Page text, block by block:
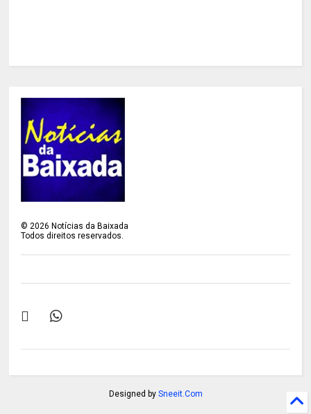
©2026 Notícias da Baixada
Todos direitos reservados.
Designed by Sneeit.Com